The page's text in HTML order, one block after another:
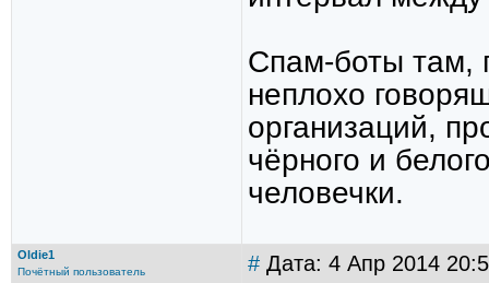
Спам-боты там,
неплохо
организаций,
чёрного и
человечки.
Oldie1
Почётный пользователь # Дата: 4 Апр 2014